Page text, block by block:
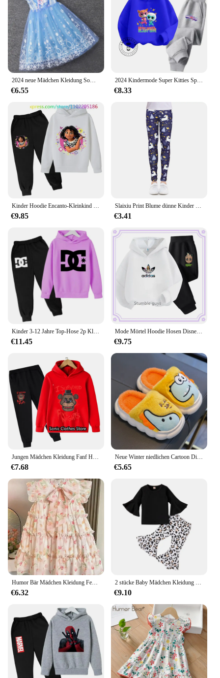
2024 neue Mädchen Kleidung Sommer fliegende Ärmel Kinder Kleid Party Baby Kleider für Kinder Kleidung gefroren Elsa Prinzessin Kleider
€6.55
2024 Kindermode Super Kitties Sportswear niedlich billig Langarm Sets Jungen und Mädchen Spaß einfache und erschwing liche Stile
€8.33
Kinder Hoodie Encanto-Kleinkind Mädchen Kleidung Mirabel Hoodies Hosen 2 Stück Sets niedlichen Kinder Kostüm Kinder Trainings anzüge
€9.85
Slaixiu Print Blume dünne Kinder Leggings für 4-12 Jahre Mädchen Kleidung weiche Mädchen Leggings Bleistift Hosen Baumwolle Kinder hose
€3.41
Kinder 3-12 Jahre Top-Hose 2p Kleidung Sweatshirt Alphabet Mode druck Hoodie Jungen Mantel Sport lässig Mädchen Kleidung Jogging-Set
€11.45
Mode Mörtel Hoodie Hosen Disney Casual Sport Jungen Hoodie Set Herbst Kinder Mädchen Trainings anzug Set neu süß
€9.75
Jungen Mädchen Kleidung Fanf Hoodie Set Kinder 2 stücke Frühling Herbst fünf Nächte bei Freddy Cartoon Kapuzen hose Trainings anzug Mädchen Kleidung
€7.68
Neue Winter niedlichen Cartoon Dinosaurier Kinder warme weiche rutsch feste flauschige Hausschuhe für Mädchen Jungen Indoor Maultier Kinder nach Hause Baumwoll schuhe
€5.65
€6.32 €9.10